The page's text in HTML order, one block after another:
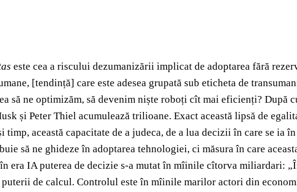
este cea a riscului dezumanizării implicat de adoptarea fără
[tendință] care este adesea grupată sub eticheta de
să ne optimizăm, să devenim niște roboți cît mai eficienți?
și Peter Thiel acumulează trilioane. Exact această lipsă de
această capacitate de a judeca, de a lua decizii în care se ia
să ne ghideze în adoptarea tehnologiei, ci măsura în care
era IA puterea de decizie s-a mutat în mîinile cîtorva miliardari:
de calcul. Controlul este în mîinile marilor actori din